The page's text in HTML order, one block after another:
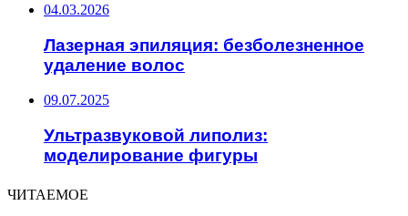
04.03.2026
Лазерная эпиляция: безболезненное
удаление волос
09.07.2025
Ультразвуковой липолиз:
моделирование фигуры
ЧИТАЕМОЕ